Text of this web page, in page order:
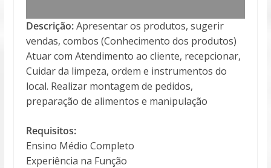
Descrição:Apresentar os produtos, sugerir
vendas, combos (Conhecimento dos produtos)
Atuar com Atendimento ao cliente, recepcionar,
Cuidar da limpeza, ordem e instrumentos do
local. Realizar montagem de pedidos,
preparação de alimentos e manipulação
Requisitos:
Ensino Médio Completo
Experiência na Função